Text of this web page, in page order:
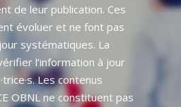
de leur publication. Ces
évoluer et ne font pas
systématiques. La
l’information à jour
Les contenus
OBNL ne constituent pas